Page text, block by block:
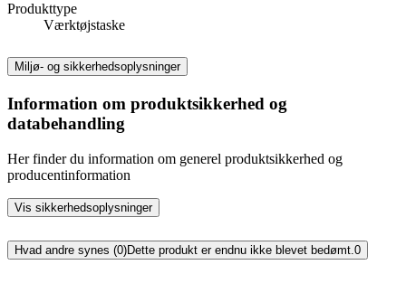
Produkttype
Værktøjstaske
Miljø- og sikkerhedsoplysninger
Information om produktsikkerhed og
databehandling
Her finder du information om generel produktsikkerhed og
producentinformation
Vis sikkerhedsoplysninger
Hvad andre synes (0)Dette produkt er endnu ikke blevet bedømt. 0